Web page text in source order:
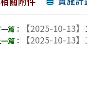
【2025-10-13】
【2025-10-13】